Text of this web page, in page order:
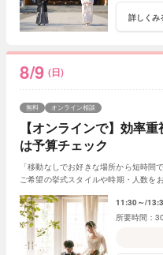
詳しくみ
8/9 (日)
【オンラインで】効率
は予算チェック
無料 オンライン相談
「移動なしでお好きな場所から短時間
ご希望の挙式スタイルや時期・人数を
11:30～